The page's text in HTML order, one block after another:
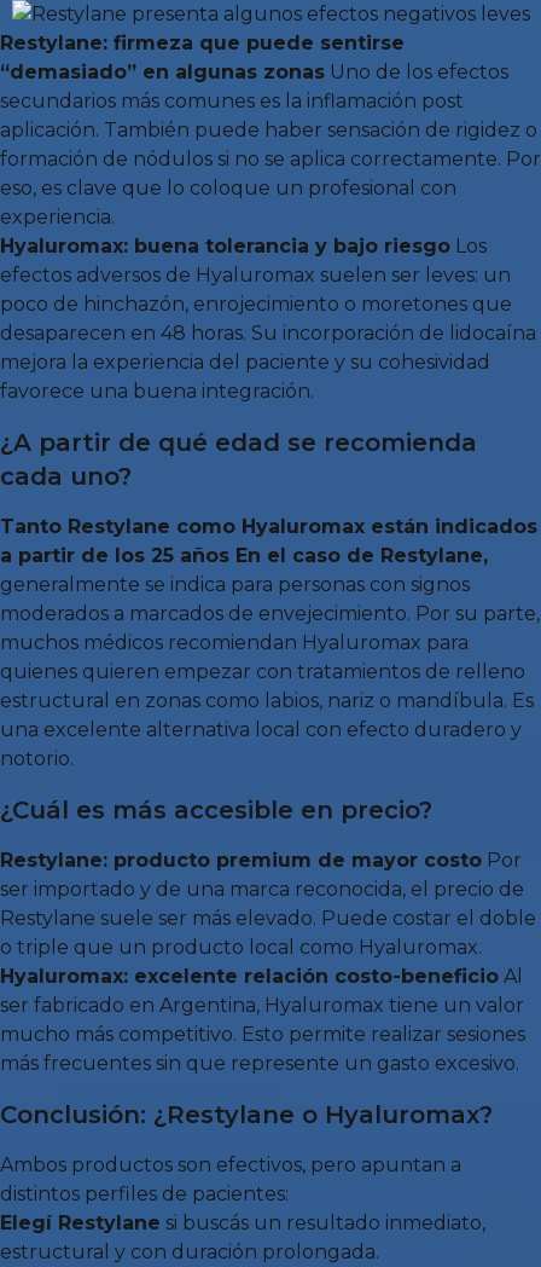
Restylane: firmeza que puede sentirse
“demasiado” en algunas zonas Uno de los efectos
secundarios más comunes es la inflamación post
aplicación. También puede haber sensación de rigidez o
formación de nódulos si no se aplica correctamente. Por
eso, es clave que lo coloque un profesional con
experiencia.
Hyaluromax: buena tolerancia y bajo riesgo Los
efectos adversos de Hyaluromax suelen ser leves: un
poco de hinchazón, enrojecimiento o moretones que
desaparecen en 48 horas. Su incorporación de lidocaína
mejora la experiencia del paciente y su cohesividad
favorece una buena integración.
¿A partir de qué edad se recomienda
cada uno?
Tanto Restylane como Hyaluromax están indicados
a partir de los 25 años En el caso de Restylane,
generalmente se indica para personas con signos
moderados a marcados de envejecimiento. Por su parte,
muchos médicos recomiendan Hyaluromax para
quienes quieren empezar con tratamientos de relleno
estructural en zonas como labios, nariz o mandíbula. Es
una excelente alternativa local con efecto duradero y
notorio.
¿Cuál es más accesible en precio?
Restylane: producto premium de mayor costo Por
ser importado y de una marca reconocida, el precio de
Restylane suele ser más elevado. Puede costar el doble
o triple que un producto local como Hyaluromax.
Hyaluromax: excelente relación costo-beneficio Al
ser fabricado en Argentina, Hyaluromax tiene un valor
mucho más competitivo. Esto permite realizar sesiones
más frecuentes sin que represente un gasto excesivo.
Conclusión: ¿Restylane o Hyaluromax?
Ambos productos son efectivos, pero apuntan a
distintos perfiles de pacientes:
Elegí Restylane si buscás un resultado inmediato,
estructural y con duración prolongada.